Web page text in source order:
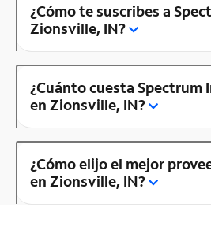
¿Cómo te suscribes a
Zionsville, IN?
¿Cuánto cuesta Spectrum
en Zionsville, IN?
¿Cómo elijo el mejor
en Zionsville, IN?